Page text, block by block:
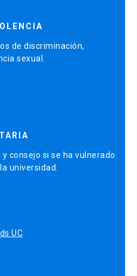
de discriminación,
sexual.
consejo si se ha vulnerado
universidad.
UC